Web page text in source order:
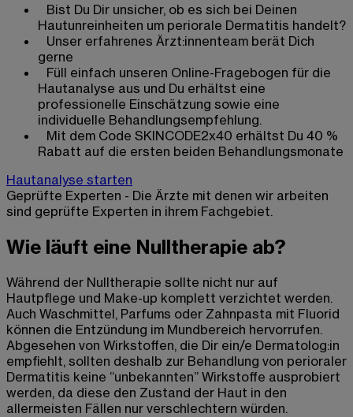
Bist Du Dir unsicher, ob es sich bei Deinen
Hautunreinheiten um periorale Dermatitis handelt?
Unser erfahrenes Ärzt:innenteam berät Dich
gerne
Füll einfach unseren Online-Fragebogen für die
Hautanalyse aus und Du erhältst eine
professionelle Einschätzung sowie eine
individuelle Behandlungsempfehlung.
Mit dem Code SKINCODE2x40 erhältst Du 40 %
Rabatt auf die ersten beiden Behandlungsmonate
Hautanalyse starten
Geprüfte Experten - Die Ärzte mit denen wir arbeiten
sind geprüfte Experten in ihrem Fachgebiet.
Wie läuft eine Nulltherapie ab?
Während der Nulltherapie sollte nicht nur auf
Hautpflege und Make-up komplett verzichtet werden.
Auch Waschmittel, Parfums oder Zahnpasta mit Fluorid
können die Entzündung im Mundbereich hervorrufen.
Abgesehen von Wirkstoffen, die Dir ein/e Dermatolog:in
empfiehlt, sollten deshalb zur Behandlung von perioraler
Dermatitis keine “unbekannten” Wirkstoffe ausprobiert
werden, da diese den Zustand der Haut in den
allermeisten Fällen nur verschlechtern würden.